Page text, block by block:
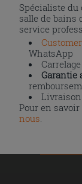
Spécialiste du
salle de bains
service
WhatsApp
Garantie
Pour en
nous